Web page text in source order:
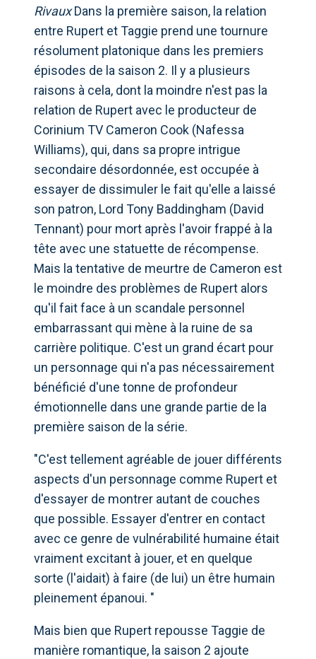
RivauxDans la première saison, la relation
entre Rupert et Taggie prend une tournure
résolument platonique dans les premiers
épisodes de la saison 2. Il y a plusieurs
raisons à cela, dont la moindre n'est pas la
relation de Rupert avec le producteur de
Corinium TV Cameron Cook (Nafessa
Williams), qui, dans sa propre intrigue
secondaire désordonnée, est occupée à
essayer de dissimuler le fait qu'elle a laissé
son patron, Lord Tony Baddingham (David
Tennant) pour mort après l'avoir frappé à la
tête avec une statuette de récompense.
Mais la tentative de meurtre de Cameron est
le moindre des problèmes de Rupert alors
qu'il fait face à un scandale personnel
embarrassant qui mène à la ruine de sa
carrière politique. C'est un grand écart pour
un personnage qui n'a pas nécessairement
bénéficié d'une tonne de profondeur
émotionnelle dans une grande partie de la
première saison de la série.
"C'est tellement agréable de jouer différents
aspects d'un personnage comme Rupert et
d'essayer de montrer autant de couches
que possible. Essayer d'entrer en contact
avec ce genre de vulnérabilité humaine était
vraiment excitant à jouer, et en quelque
sorte (l'aidait) à faire (de lui) un être humain
pleinement épanoui. "
Mais bien que Rupert repousse Taggie de
manière romantique, la saison 2 ajoute